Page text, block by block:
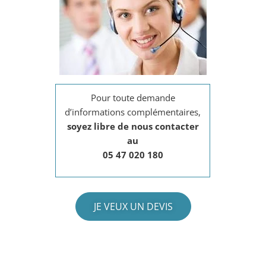
Pour toute demande
d’informations complémentaires,
soyez libre de nous contacter
au
05 47 020 180
JE VEUX UN DEVIS